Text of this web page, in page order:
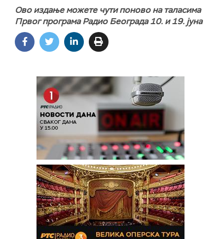
Ово издање можете чути поново на таласима
Првог програма Радио Београда 10. и 19. јуна